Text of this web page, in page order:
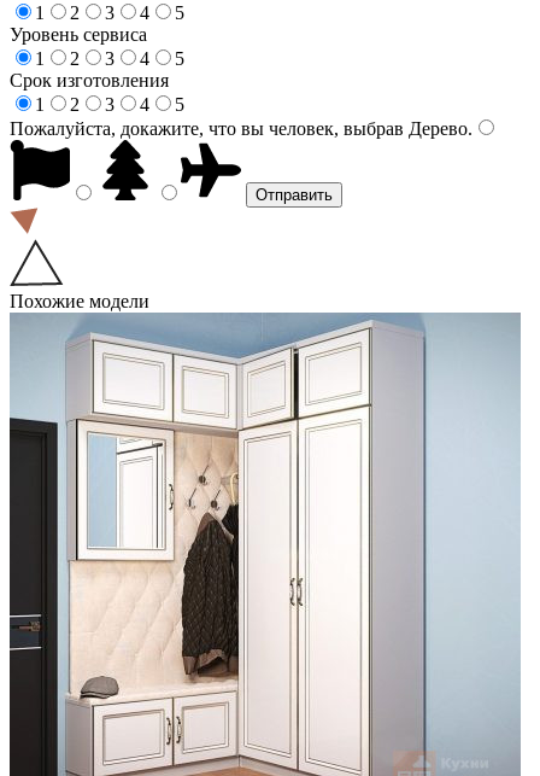
1
2 3 4
5
Уровень сервиса
1
2 3 4
5
Срок изготовления
1
2 3 4
5
Пожалуйста, докажите, что вы человек, выбрав Дерево.
Похожие модели